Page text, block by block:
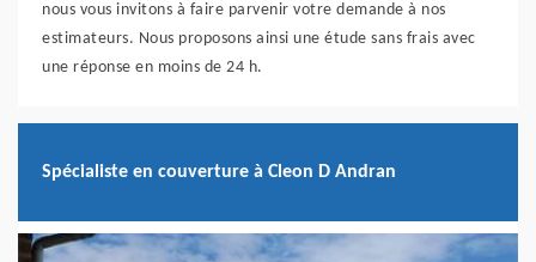
nous vous invitons à faire parvenir votre demande à nos
estimateurs. Nous proposons ainsi une étude sans frais avec
une réponse en moins de 24 h.
Spécialiste en couverture à Cleon D Andran